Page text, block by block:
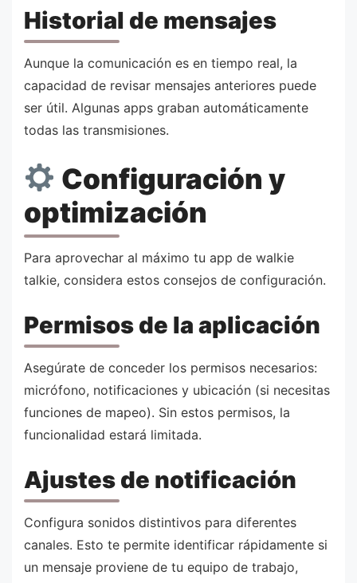
Historial de mensajes
Aunque la comunicación es en tiempo real, la
capacidad de revisar mensajes anteriores puede
ser útil. Algunas apps graban automáticamente
todas las transmisiones.
Configuración y
optimización
Para aprovechar al máximo tu app de walkie
talkie, considera estos consejos de configuración.
Permisos de la aplicación
Asegúrate de conceder los permisos necesarios:
micrófono, notificaciones y ubicación (si necesitas
funciones de mapeo). Sin estos permisos, la
funcionalidad estará limitada.
Ajustes de notificación
Configura sonidos distintivos para diferentes
canales. Esto te permite identificar rápidamente si
un mensaje proviene de tu equipo de trabajo,